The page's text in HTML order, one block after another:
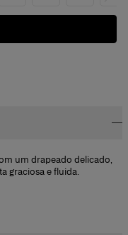
um drapeado delicado,
graciosa e fluida.